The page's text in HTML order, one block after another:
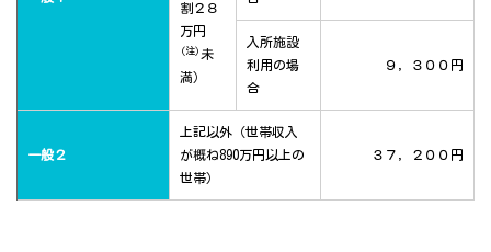
割２８
万円
(注) 未
満）
入所施設
利用の場
合
９，３００円
一般２
上記以外（世帯収入
が概ね890万円以上の
世帯）
３７，２００円